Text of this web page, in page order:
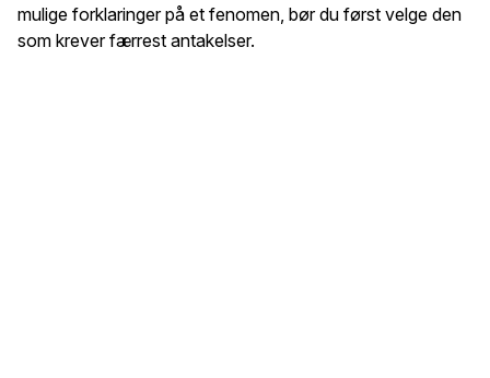
mulige forklaringer på et fenomen, bør du først velge den
som krever færrest antakelser.